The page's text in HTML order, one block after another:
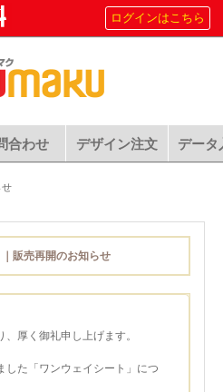
ログインはこちら
合わせ デザイン注文 データ
せ
｜販売再開のお知らせ
厚く御礼申し上げます。
した「ワンウェイシート」につ